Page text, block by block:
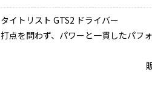
タイトリスト GTS2 ドライバー
打点を問わず、パワーと一貫したパフ